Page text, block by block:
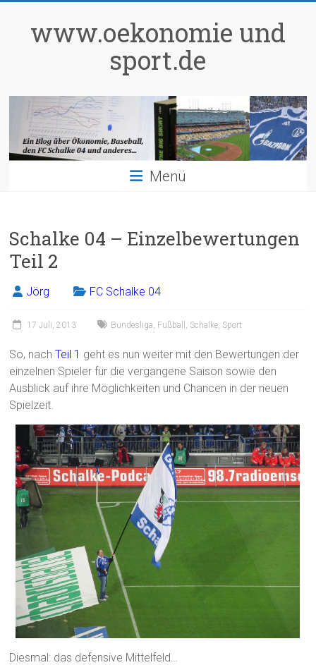
springenwww.oekonomie und
sport.de
Menü
Schalke 04 – Einzelbewertungen
Teil 2
Jörg FC Schalke 04
17 Juli, 2013 Bundesliga, Fußball , Schalke, Sport
So, nachTeil 1 geht es nun weiter mit den Bewertungen der
einzelnen Spieler für die vergangene Saison sowie den
Ausblick auf ihre Möglichkeiten und Chancen in der neuen
Spielzeit.
Diesmal: das defensive Mittelfeld…